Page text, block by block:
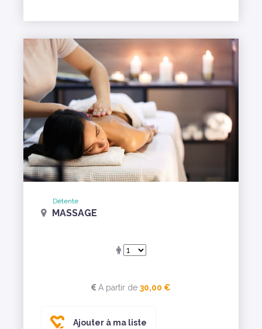
Détente
MASSAGE
A partir de 30,00 €
Ajouter à ma liste